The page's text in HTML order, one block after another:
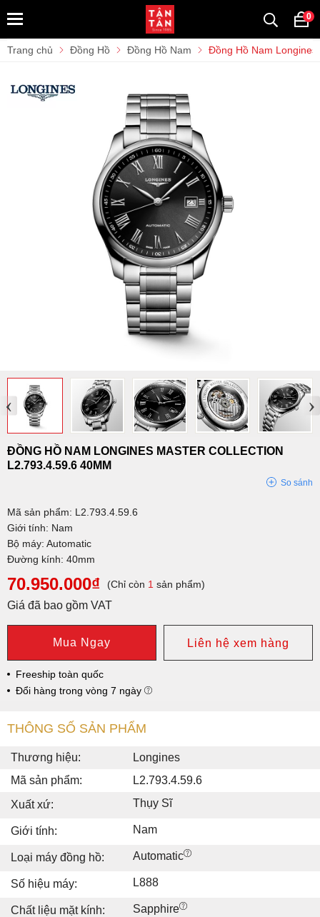
0
Trang chủ Đồng Hồ Đồng Hồ Nam Đồng Hồ Nam
‹ ›
ĐỒNG HỒ NAM LONGINES MASTER COLLECTION
L2.793.4.59.6 40MM
So sánh
Mã sản phẩm: L2.793.4.59.6
Giới tính: Nam
Bộ máy: Automatic
Đường kính: 40mm
70.950.000₫ (Chỉ còn 1 sản phẩm)
Giá đã bao gồm VAT
Mua Ngay Liên hệ xem hàng
Freeship toàn quốc
Đổi hàng trong vòng 7 ngày
THÔNG SỐ SẢN PHẨM
Thương hiệu:
Longines
Mã sản phẩm:
L2.793.4.59.6
Xuất xứ:
Thụy Sĩ
Giới tính: Nam
Loại máy đồng hồ: Automatic
Số hiệu máy: L888
Chất liệu mặt kính: Sapphire